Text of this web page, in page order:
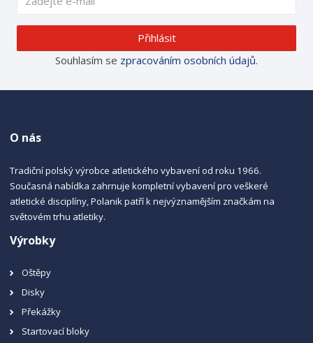
Přihlásit
Souhlasím se zpracováním osobních údajů.
O nás
Tradiční polský výrobce atletického vybavení od roku 1966.
Současná nabídka zahrnuje kompletní vybavení pro veškeré
atletické disciplíny, Polanik patří k nejvýznamějším značkám na
světovém trhu atletiky.
Výrobky
Oštěpy
Disky
Překážky
Startovací bloky